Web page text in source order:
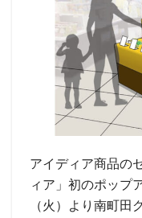
アイディア商品の
ィア」初のポップ
（火）より南町田